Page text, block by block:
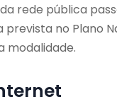
rede pública
no Plano
modalidade.